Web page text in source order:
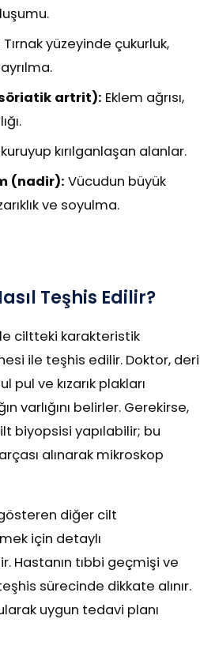
Tırnak yüzeyinde çukurluk,
artrit): Eklem ağrısı,
kırılganlaşan alanlar.
(nadir): Vücudun büyük
ve soyulma.
Teşhis Edilir?
ciltteki karakteristik
ile teşhis edilir. Doktor, deri
pul ve kızarık plakları
varlığını belirler. Gerekirse,
biyopsisi yapılabilir; bu
alınarak mikroskop
diğer cilt
için detaylı
Hastanın tıbbi geçmişi ve
sürecinde dikkate alınır.
uygun tedavi planı